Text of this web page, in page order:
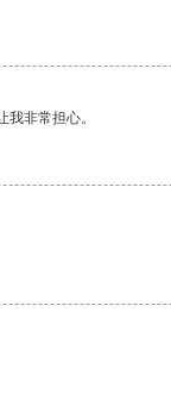
非常担心。